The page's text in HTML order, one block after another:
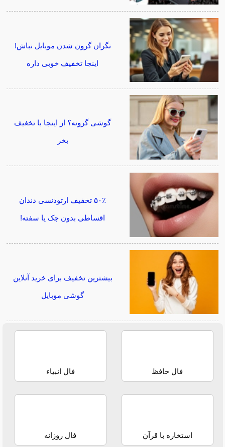
نگران گرون شدن موبایل نباش!
اینجا تخفیف خوبی داره
گوشی گرونه؟ از اینجا با تخغیف
بخر
۵۰٪ تخفیف ارتودنسی دندان
اقساطی بدون چک یا سفته!
بیشترین تخفیف برای خرید آنلاین
گوشی موبایل
فال حافظ فال انبیاء
استخاره با قرآن فال روزانه